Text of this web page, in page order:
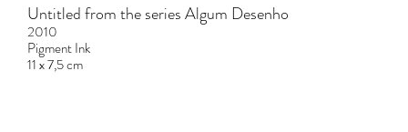
Untitled from the series Algum Desenho
2010
Pigment Ink
11 x 7,5 cm